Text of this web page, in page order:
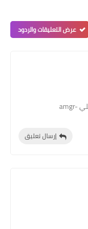
عرض التعليقات والردود
ممكن ترسل رابط تحميل غير هذا على ايميلي amgr-
إرسال تعليق